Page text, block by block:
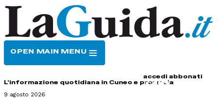
OPEN MAIN MENU
accedi abbonati
L'informazione quotidiana in Cuneo e provincia
9 agosto 2026